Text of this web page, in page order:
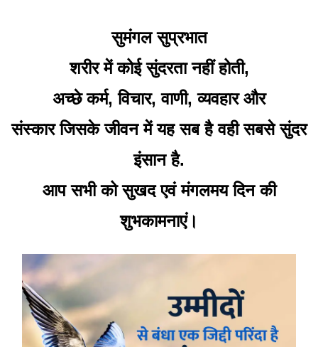
सुमंगल सुप्रभात
शरीर में कोई सुंदरता नहीं होती,
अच्छे कर्म, विचार, वाणी, व्यवहार और
संस्कार जिसके जीवन में यह सब है वही सबसे सुंदर
इंसान है.
आप सभी को सुखद एवं मंगलमय दिन की
शुभकामनाएं।